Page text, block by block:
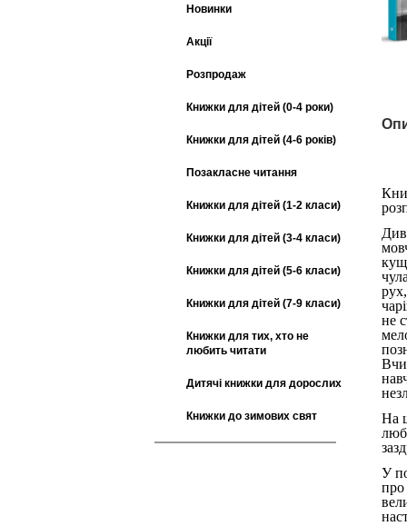
Новинки
Акції
Розпродаж
Книжки для дітей (0-4 роки)
Книжки для дітей (4-6 років)
Позакласне читання
Книжки для дітей (1-2 класи)
Книжки для дітей (3-4 класи)
Книжки для дітей (5-6 класи)
Книжки для дітей (7-9 класи)
Книжки для тих, хто не
любить читати
Дитячі книжки для дорослих
Книжки до зимових свят
не
На
У
про